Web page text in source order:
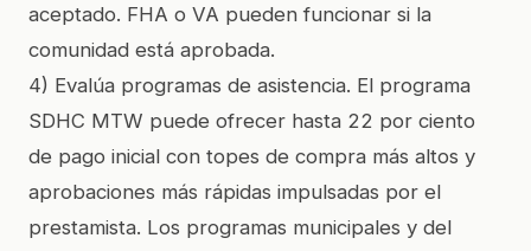
aceptado. FHA o VA pueden funcionar si la
comunidad está aprobada.
4) Evalúa programas de asistencia. El programa
SDHC MTW puede ofrecer hasta 22 por ciento
de pago inicial con topes de compra más altos y
aprobaciones más rápidas impulsadas por el
prestamista. Los programas municipales y del